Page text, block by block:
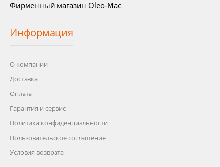
Фирменный магазин Oleo-Mac
Информация
О компании
Доставка
Оплата
Гарантия и сервис
Политика конфиденциальности
Пользовательское соглашение
Условия возврата